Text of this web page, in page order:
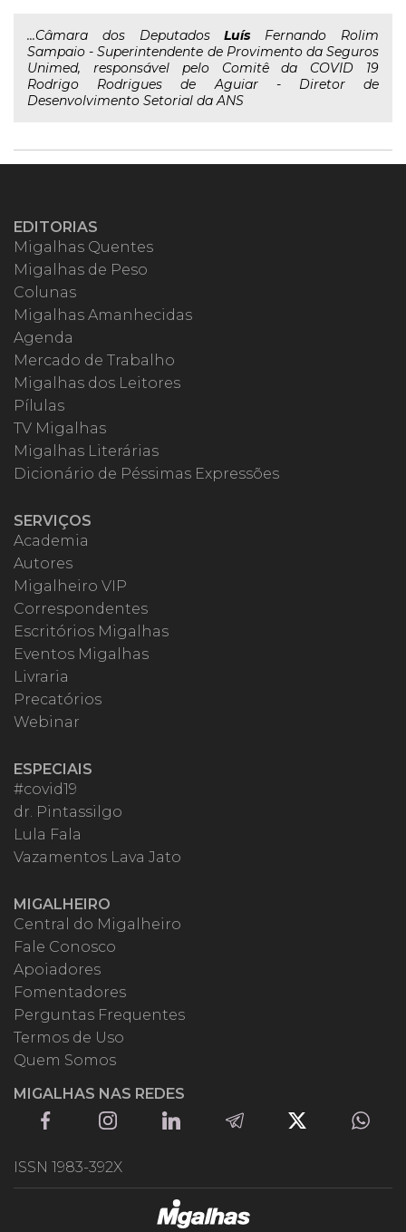
...Câmara dos DeputadosLuís Fernando Rolim
Sampaio - Superintendente de Provimento da Seguros
Unimed, responsável pelo Comitê da COVID 19
Rodrigo Rodrigues de Aguiar - Diretor de
Desenvolvimento Setorial da ANS
EDITORIAS
Migalhas Quentes
Migalhas de Peso
Colunas
Migalhas Amanhecidas
Agenda
Mercado de Trabalho
Migalhas dos Leitores
Pílulas
TV Migalhas
Migalhas Literárias
Dicionário de Péssimas Expressões
SERVIÇOS
Academia
Autores
Migalheiro VIP
Correspondentes
Escritórios Migalhas
Eventos Migalhas
Livraria
Precatórios
Webinar
ESPECIAIS
#covid19
dr. Pintassilgo
Lula Fala
Vazamentos Lava Jato
MIGALHEIRO
Central do Migalheiro
Fale Conosco
Apoiadores
Fomentadores
Perguntas Frequentes
Termos de Uso
Quem Somos
MIGALHAS NAS REDES
ISSN 1983-392X